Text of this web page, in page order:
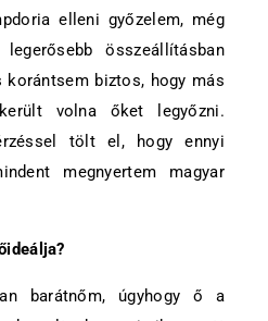
elleni győzelem, még
összeállításban
korántsem biztos, hogy más
volna őket legyőzni.
tölt el, hogy ennyi
megnyertem magyar
barátnőm, úgyhogy ő a